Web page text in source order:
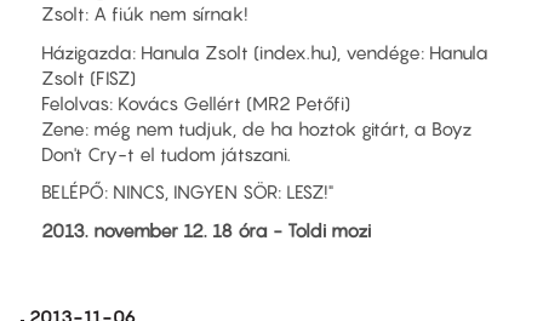
Zsolt: A fiúk nem sírnak!
Házigazda: Hanula Zsolt (index.hu), vendége: Hanula
Zsolt (FISZ)
Felolvas: Kovács Gellért (MR2 Petőfi)
Zene: még nem tudjuk, de ha hoztok gitárt, a Boyz
Don't Cry-t el tudom játszani.
BELÉPŐ: NINCS, INGYEN SÖR: LESZ!"
2013. november 12. 18 óra - Toldi mozi
2013-11-06